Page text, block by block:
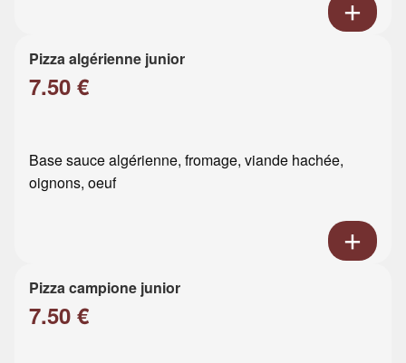
Pizza algérienne junior
7.50 €
Base sauce algérienne, fromage, viande hachée,
oignons, oeuf
Pizza campione junior
7.50 €